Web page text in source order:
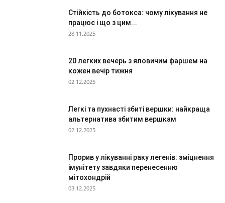
Стійкість до ботокса: чому лікування не
працює і що з цим...
28.11.2025
20 легких вечерь з яловичим фаршем на
кожен вечір тижня
02.12.2025
Легкі та пухнасті збиті вершки: найкраща
альтернатива збитим вершкам
02.12.2025
Прорив у лікуванні раку легенів: зміцнення
імунітету завдяки перенесенню
мітохондрій
03.12.2025